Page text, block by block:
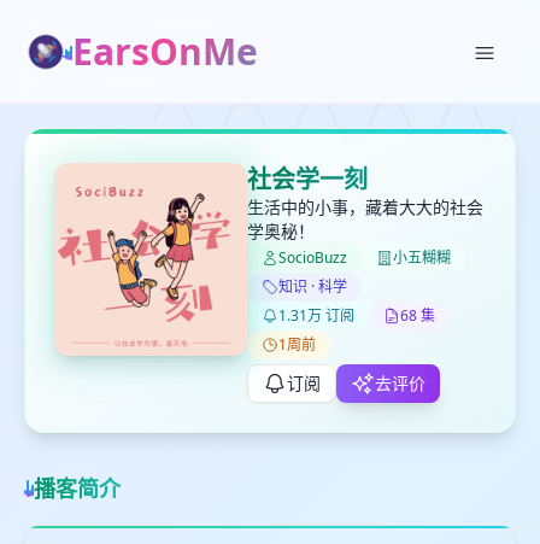
EarsOnMe
社会学一刻
生活中的小事，藏着大大的社会
学奥秘！
SocioBuzz
小五糊糊
知识 · 科学
1.31万 订阅
68 集
1周前
订阅 去评价
播客简介
打分
取消 确定
删除确认
取消